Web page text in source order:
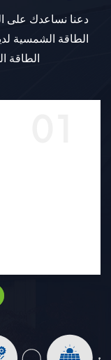
دعنا نساعدك على
الطاقة الشمسية
الطاقة